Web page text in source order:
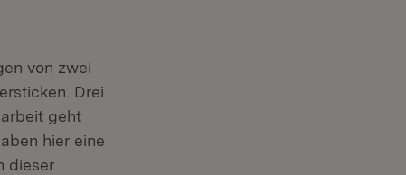
von zwei
Drei
geht
hier eine
dieser